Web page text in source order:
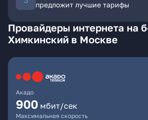
предложит лучшие тарифы
Провайдеры интернета на
Химкинский в Москве
Акадо
900 мбит/сек
Максимальная скорость